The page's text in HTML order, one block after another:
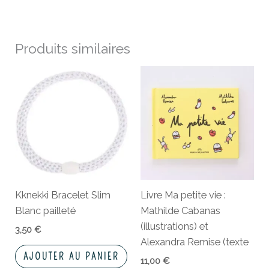
Produits similaires
Kknekki Bracelet Slim
Blanc pailleté
3,50€
AJOUTER AU PANIER
Livre Ma petite vie :
Mathilde Cabanas
(illustrations) et
Alexandra Remise (texte
11,00 €